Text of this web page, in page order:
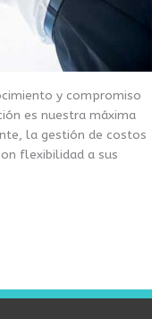
y compromiso
es nuestra máxima
la gestión de costos
flexibilidad a sus